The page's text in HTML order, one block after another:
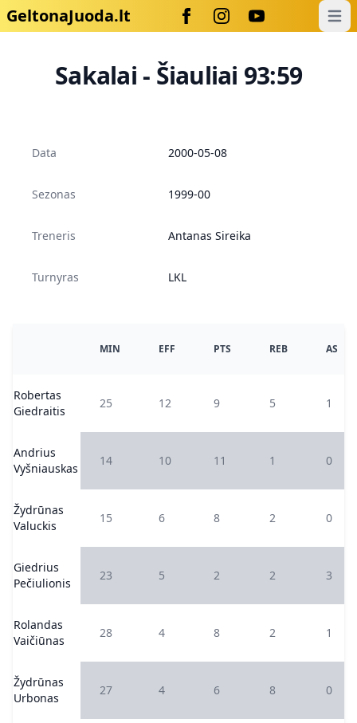
GeltonaJuoda.lt
Sakalai - Šiauliai 93:59
Data 2000-05-08
Sezonas 1999-00
Treneris Antanas Sireika
Turnyras LKL
MIN EFF PTS REB AS
Robertas
Giedraitis
25 12 9 5 1
Andrius
Vyšniauskas
14 10 11 1 0
Žydrūnas
Valuckis
15 6 8 2 0
Giedrius
Pečiulionis
23 5 2 2 3
Rolandas
Vaičiūnas
28 4 8 2 1
Žydrūnas
Urbonas
27 4 6 8 0